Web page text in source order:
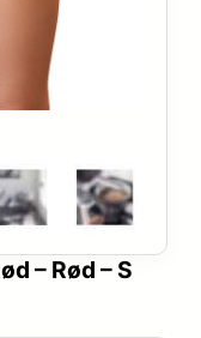
– Rød – S